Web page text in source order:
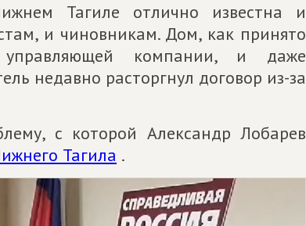
Тагиле отлично известна и
и чиновникам. Дом, как принято
компании, и даже
недавно расторгнул договор из-за
с которой Александр Лобарев
Тагила .